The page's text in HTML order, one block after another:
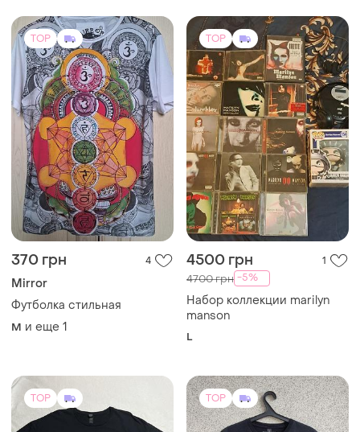
370 грн 4
Mirror
Футболка стильная
M и еще 1
4500 грн 1
4700 грн -5%
Набор коллекции marilyn
manson
L
TOP TOP